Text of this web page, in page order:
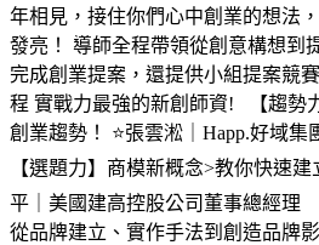
年相見，接住你們心中創業的想法
發亮！ 導師全程帶領從創意構想到
完成創業提案，還提供小組提案競
程 實戰力最強的新創師資! 【趨勢
創業趨勢！ ⭐張雲淞｜Happ.好域
【選題力】商模新概念>教你快速
平｜美國建高控股公司董事總經理
從品牌建立、實作手法到創造品牌